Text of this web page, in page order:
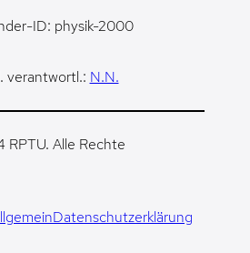
ID: physik-2000
verantwortl.: N.N.
Alle Rechte
Datenschutzerklärung